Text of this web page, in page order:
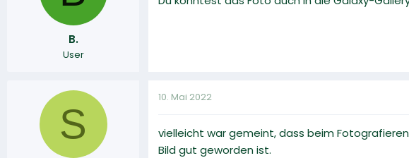
B.
User
S
10. Mai 2022
vielleicht war gemeint, dass beim
Bild gut geworden ist.